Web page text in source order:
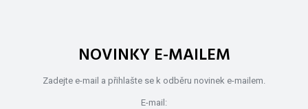
NOVINKY E-MAILEM
Zadejte e-mail a přihlašte se k odběru novinek e-mailem.
E-mail: